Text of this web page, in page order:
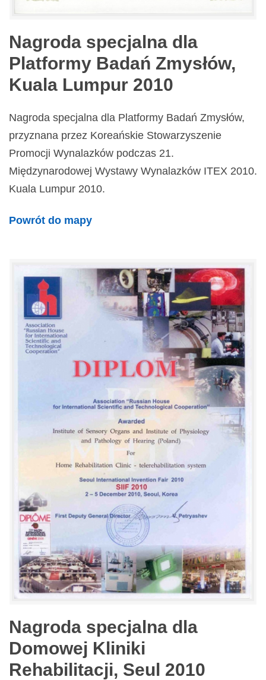
Nagroda specjalna dla
Platformy Badań Zmysłów,
Kuala Lumpur 2010
Nagroda specjalna dla Platformy Badań Zmysłów,
przyznana przez Koreańskie Stowarzyszenie
Promocji Wynalazków podczas 21.
Międzynarodowej Wystawy Wynalazków ITEX 2010.
Kuala Lumpur 2010.
Powrót do mapy
Nagroda specjalna dla
Domowej Kliniki
Rehabilitacji, Seul 2010